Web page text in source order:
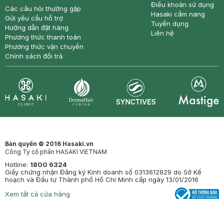
Các câu hỏi thường gặp
Gửi yêu cầu hỗ trợ
Hướng dẫn đặt hàng
Phương thức thanh toán
Phương thức vận chuyển
Chính sách đổi trả
Điều khoản sử dụng
Hasaki cẩm nang
Tuyển dụng
Liên hệ
Bản quyền © 2016 Hasaki.vn
Công Ty cổ phần HASAKI VIETNAM
Hotline: 1800 6324
Giấy chứng nhận Đăng ký Kinh doanh số 0313612829 do Sở Kế
hoạch và Đầu tư Thành phố Hồ Chí Minh cấp ngày 13/01/2016
Xem tất cả cửa hàng